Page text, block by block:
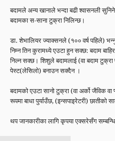
बदामले अन्य खानाले भन्दा बढी श्वासनली
बदामका स-साना टुक्रा निलिन्छ।
डा. शेभालियर ज्याक्सनले (१०० वर्ष पहिले)
निम्न तिन कुरामध्ये एउटा हुन सक्छ: बदाम
निल्न सक्छ। शिशुले बदामलाई (वा बदाम टुक्रा
पेस्ट(लेसिलो) बनाउन सक्दैन ।
बदामको एउटा सानो टुक्रा (वा अर्को जैविक
रूपमा बाधा पुर्याउँछ, (इन्सपाइरेटरी) छातीको
थप जानकारीका लागि कृपया एक्सरेसँग